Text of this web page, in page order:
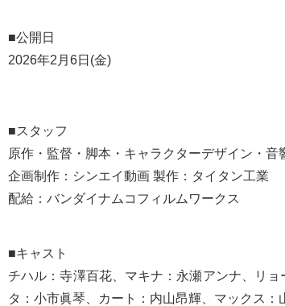
■公開日
2026年2月6日(金)
■スタッフ
原作・監督・脚本・キャラクターデザイン・音
企画制作：シンエイ動画 製作：タイタン工業
配給：バンダイナムコフィルムワークス
■キャスト
チハル：寺澤百花、マキナ：永瀬アンナ、リ
タ：小市眞琴、カート：内山昂輝、マックス：